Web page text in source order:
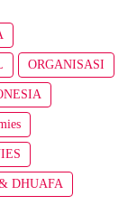
ORGANISASI
DHUAFA